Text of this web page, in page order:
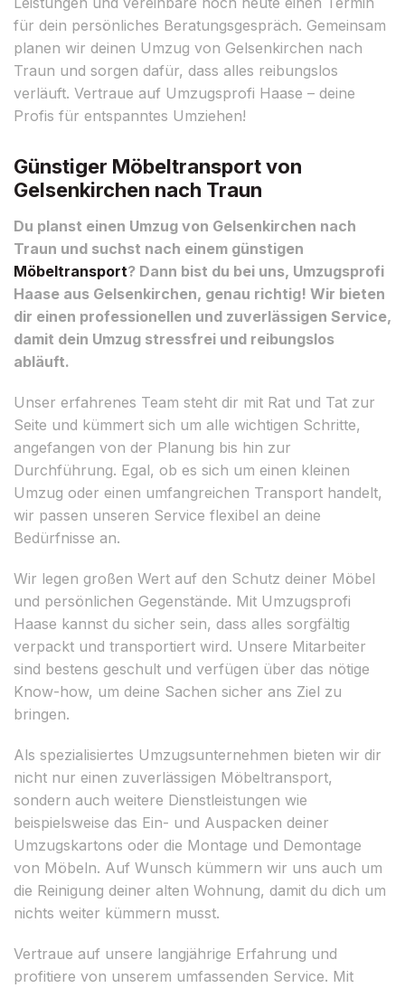
für dein persönliches Beratungsgespräch. Gemeinsam
planen wir deinen Umzug von Gelsenkirchen nach
Traun und sorgen dafür, dass alles reibungslos
verläuft. Vertraue auf Umzugsprofi Haase – deine
Profis für entspanntes Umziehen!
Günstiger Möbeltransport von
Gelsenkirchen nach Traun
Du planst einen Umzug von Gelsenkirchen nach
Traun und suchst nach einem günstigen
Möbeltransport? Dann bist du bei uns, Umzugsprofi
Haase aus Gelsenkirchen, genau richtig! Wir bieten
dir einen professionellen und zuverlässigen Service,
damit dein Umzug stressfrei und reibungslos
abläuft.
Unser erfahrenes Team steht dir mit Rat und Tat zur
Seite und kümmert sich um alle wichtigen Schritte,
angefangen von der Planung bis hin zur
Durchführung. Egal, ob es sich um einen kleinen
Umzug oder einen umfangreichen Transport handelt,
wir passen unseren Service flexibel an deine
Bedürfnisse an.
Wir legen großen Wert auf den Schutz deiner Möbel
und persönlichen Gegenstände. Mit Umzugsprofi
Haase kannst du sicher sein, dass alles sorgfältig
verpackt und transportiert wird. Unsere Mitarbeiter
sind bestens geschult und verfügen über das nötige
Know-how, um deine Sachen sicher ans Ziel zu
bringen.
Als spezialisiertes Umzugsunternehmen bieten wir dir
nicht nur einen zuverlässigen Möbeltransport,
sondern auch weitere Dienstleistungen wie
beispielsweise das Ein- und Auspacken deiner
Umzugskartons oder die Montage und Demontage
von Möbeln. Auf Wunsch kümmern wir uns auch um
die Reinigung deiner alten Wohnung, damit du dich um
nichts weiter kümmern musst.
Vertraue auf unsere langjährige Erfahrung und
profitiere von unserem umfassenden Service. Mit